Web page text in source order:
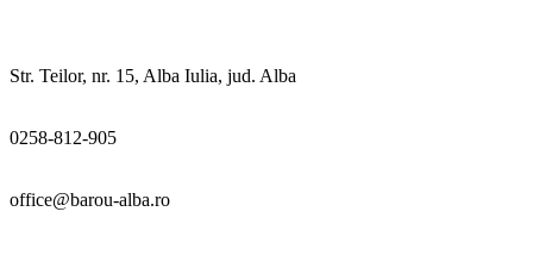
Str. Teilor, nr. 15, Alba Iulia, jud. Alba
0258-812-905
office@barou-alba.ro